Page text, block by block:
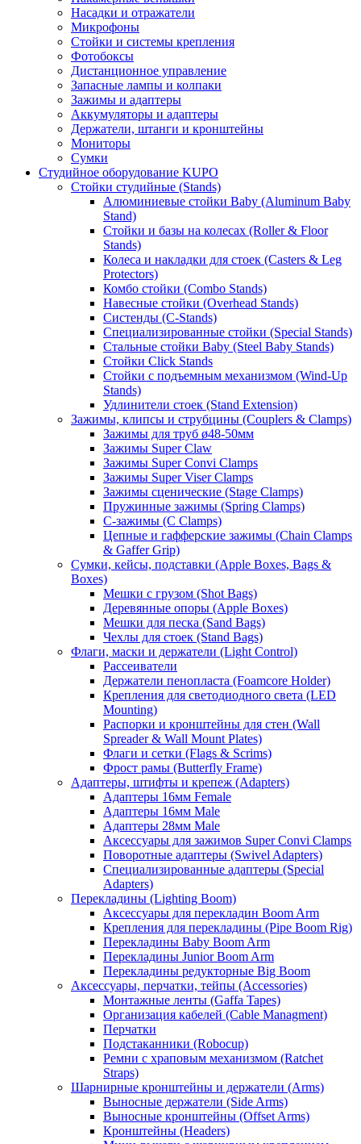
Насадки и отражатели
Микрофоны
Стойки и системы крепления
Фотобоксы
Дистанционное управление
Запасные лампы и колпаки
Зажимы и адаптеры
Аккумуляторы и адаптеры
Держатели, штанги и кронштейны
Мониторы
Сумки
Студийное оборудование KUPO
Стойки студийные (Stands)
Алюминиевые стойки Baby (Aluminum Baby
Stand)
Стойки и базы на колесах (Roller & Floor
Stands)
Колеса и накладки для стоек (Casters & Leg
Protectors)
Комбо стойки (Combo Stands)
Навесные стойки (Overhead Stands)
Систенды (C-Stands)
Специализированные стойки (Special Stands)
Стальные стойки Baby (Steel Baby Stands)
Стойки Click Stands
Стойки с подъемным механизмом (Wind-Up
Stands)
Удлинители стоек (Stand Extension)
Зажимы, клипсы и струбцины (Couplers & Clamps)
Зажимы для труб ø48-50мм
Зажимы Super Claw
Зажимы Super Convi Clamps
Зажимы Super Viser Clamps
Зажимы сценические (Stage Clamps)
Пружинные зажимы (Spring Clamps)
С-зажимы (C Clamps)
Цепные и гафферские зажимы (Chain Clamps
& Gaffer Grip)
Сумки, кейсы, подставки (Apple Boxes, Bags &
Boxes)
Мешки с грузом (Shot Bags)
Деревянные опоры (Apple Boxes)
Мешки для песка (Sand Bags)
Чехлы для стоек (Stand Bags)
Флаги, маски и держатели (Light Control)
Рассеиватели
Держатели пенопласта (Foamcore Holder)
Крепления для светодиодного света (LED
Mounting)
Распорки и кронштейны для стен (Wall
Spreader & Wall Mount Plates)
Флаги и сетки (Flags & Scrims)
Фрост рамы (Butterfly Frame)
Адаптеры, штифты и крепеж (Adapters)
Адаптеры 16мм Female
Адаптеры 16мм Male
Адаптеры 28мм Male
Аксессуары для зажимов Super Convi Clamps
Поворотные адаптеры (Swivel Adapters)
Специализированные адаптеры (Special
Adapters)
Перекладины (Lighting Boom)
Аксессуары для перекладин Boom Arm
Крепления для перекладины (Pipe Boom Rig)
Перекладины Baby Boom Arm
Перекладины Junior Boom Arm
Перекладины редукторные Big Boom
Аксессуары, перчатки, тейпы (Accessories)
Монтажные ленты (Gaffa Tapes)
Организация кабелей (Cable Managment)
Перчатки
Подстаканники (Robocup)
Ремни с храповым механизмом (Ratchet
Straps)
Шарнирные кронштейны и держатели (Arms)
Выносные держатели (Side Arms)
Выносные кронштейны (Offset Arms)
Кронштейны (Headers)